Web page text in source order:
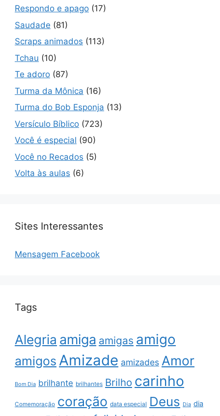
Respondo e apago (17)
Saudade (81)
Scraps animados (113)
Tchau (10)
Te adoro (87)
Turma da Mônica (16)
Turma do Bob Esponja (13)
Versículo Bíblico (723)
Você é especial (90)
Você no Recados (5)
Volta às aulas (6)
Sites Interessantes
Mensagem Facebook
Tags
Alegria amiga amigas amigo
amigos Amizade amizades Amor
Bom Dia brilhante brilhantes Brilho carinho
Comemoração coração data especial Deus Dia dia